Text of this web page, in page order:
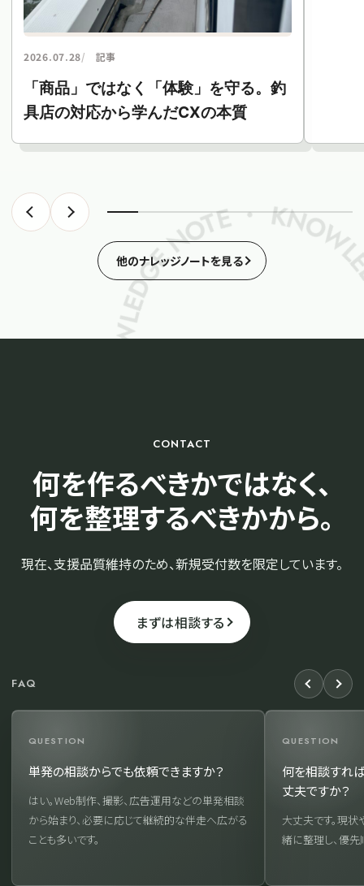
2026.07.28 記事
「商品」ではなく「体験」を守る。釣
具店の対応から学んだCXの本質
他のナレッジノートを見る
KNOWLEDGE NOTE ・ KNOWLEDGE
CONTACT
何を作るべきかではなく、
何を整理するべきかから。
現在、支援品質維持のため、新規受付数を限定しています。
まずは相談する
FAQ
QUESTION
単発の相談からでも依頼できますか？
はい。Web制作、撮影、広告運用などの単発相談
から始まり、必要に応じて継続的な伴走へ広がる
ことも多いです。
QUESTION
何を相談すれ
丈夫ですか？
大丈夫です。現
緒に整理し、優先